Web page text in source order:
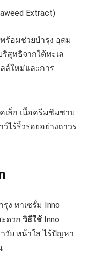
Extract)
อมช่วยบำรุง อุดม
สุทธิจากใต้ทะเล
ล์ใหม่และการ
เล็ก เนื้อครีมซึมซาบ
ไร้ริ้วรอยอย่างถาวร
ง ทาเซรั่ม Inno
ะดวก วิธีใช้ Inno
วัย หน้าใส ไร้ปัญหา